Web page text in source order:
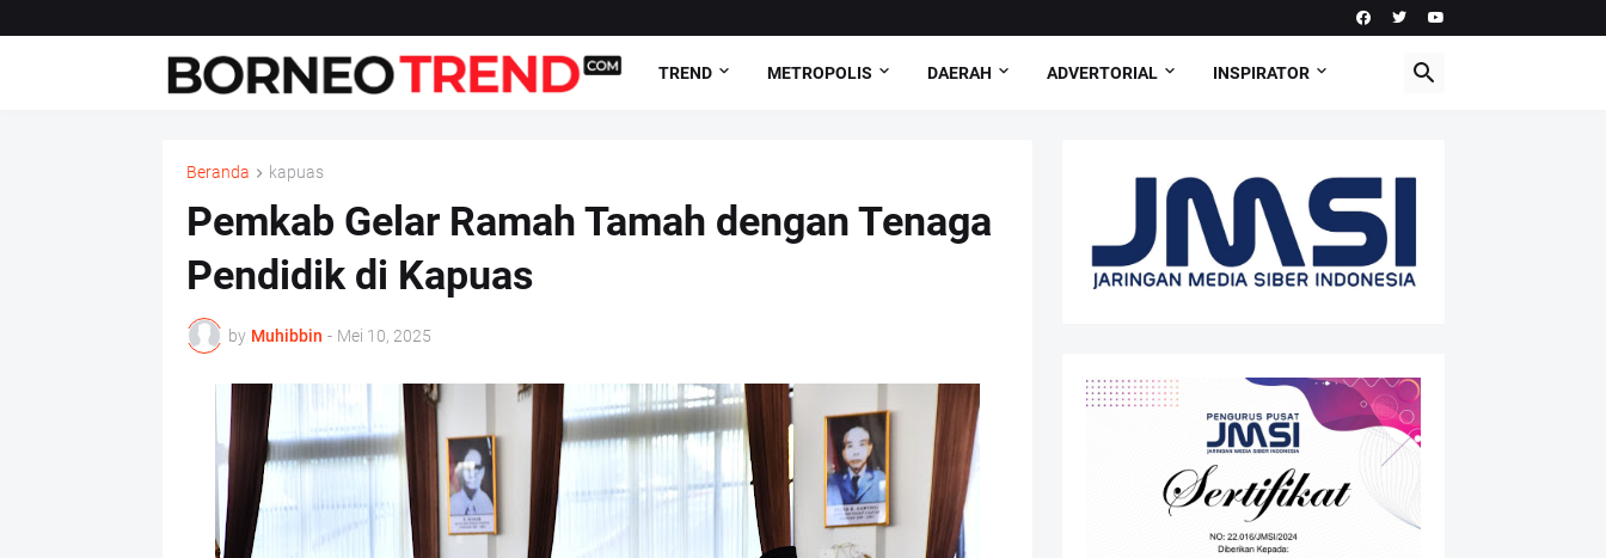
TREND METROPOLIS DAERAH ADVERTORIAL INSPIRATOR
Beranda kapuas
Pemkab Gelar Ramah Tamah dengan Tenaga
Pendidik di Kapuas
by Muhibbin - Mei 10, 2025